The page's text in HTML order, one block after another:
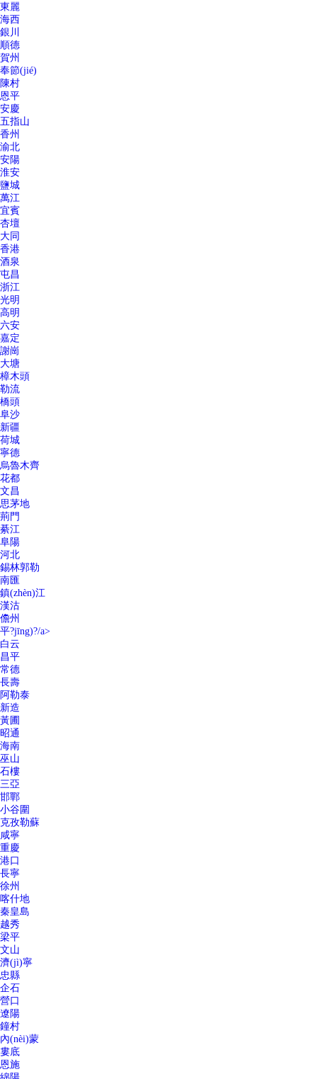
東麗
海西
銀川
順德
賀州
奉節(jié)
陳村
恩平
安慶
五指山
香州
渝北
安陽
淮安
鹽城
萬江
宜賓
杏壇
大同
香港
酒泉
屯昌
浙江
光明
高明
六安
嘉定
謝崗
大塘
樟木頭
勒流
橋頭
阜沙
新疆
荷城
寧德
烏魯木齊
花都
文昌
思茅地
荊門
綦江
阜陽
河北
錫林郭勒
南匯
鎮(zhèn)江
漢沽
儋州
平?jīng)?/a>
白云
昌平
常德
長壽
阿勒泰
新造
黃圃
昭通
海南
巫山
石樓
三亞
邯鄲
小谷圍
克孜勒蘇
咸寧
重慶
港口
長寧
徐州
喀什地
秦皇島
越秀
梁平
文山
濟(jì)寧
忠縣
企石
營口
遼陽
鐘村
內(nèi)蒙
婁底
恩施